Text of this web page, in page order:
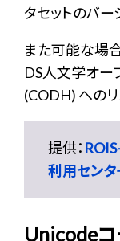
タセットのバー
また可能な場
DS人文学オー
(CODH) へのリ
提供：
利用セン
Unicodeコ